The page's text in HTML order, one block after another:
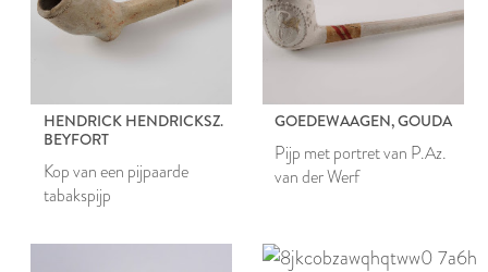
HENDRICK HENDRICKSZ.
BEYFORT
Kop van een pijpaarde
tabakspijp
GOEDEWAAGEN, GOUDA
Pijp met portret van P.Az.
van der Werf